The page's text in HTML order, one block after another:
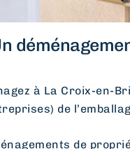
à La Croix-en-
de
de